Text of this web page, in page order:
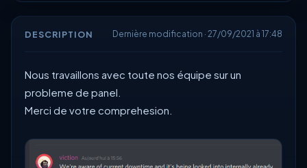
DESCRIPTION Dernière modification · 27/09/2021 à 17:48
Nous travaillons avec toute nos équipe sur un
probleme de panel.
Merci de votre comprehesion.